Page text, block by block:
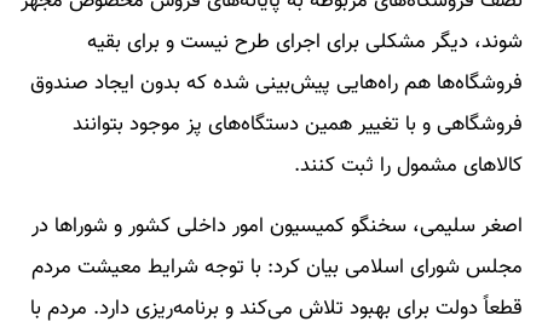
شوند، دیگر مشکلی برای اجرای طرح نیست و برای بقیه
فروشگاه‌ها هم راه‌هایی پیش‌بینی شده که بدون ایجاد صندوق
فروشگاهی و با تغییر همین دستگاه‌های پز موجود بتوانند
کالاهای مشمول را ثبت کنند.
اصغر سلیمی، سخنگو کمیسیون امور داخلی کشور و شوراها در
مجلس شورای اسلامی بیان کرد: با توجه شرایط معیشت مردم
قطعاً دولت برای بهبود تلاش می‌کند و برنامه‌ریزی دارد. مردم با